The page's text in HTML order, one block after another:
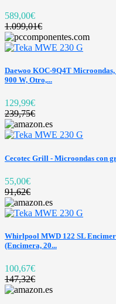
589,00€
1.099,01€
Daewoo KOC-9Q4T
900 W, Otro,...
129,99€
239,75€
Cecotec Grill - Microondas con
55,00€
91,62€
Whirlpool MWD 122 SL
(Encimera, 20...
100,67€
147,32€